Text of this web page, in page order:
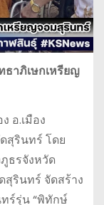
ธาภิเษกเหรียญ
อ.เมือง
สุรินทร์ โดย
ธรจังหวัด
สุรินทร์ จัดสร้าง
ร์รุ่น “พิทักษ์